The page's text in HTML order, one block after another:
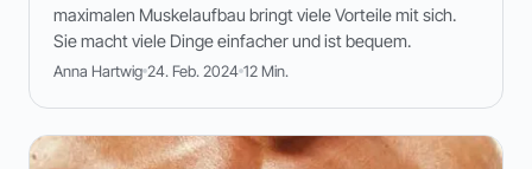
maximalen Muskelaufbau bringt viele Vorteile mit sich.
Sie macht viele Dinge einfacher und ist bequem.
Anna Hartwig 24. Feb. 2024 12 Min.